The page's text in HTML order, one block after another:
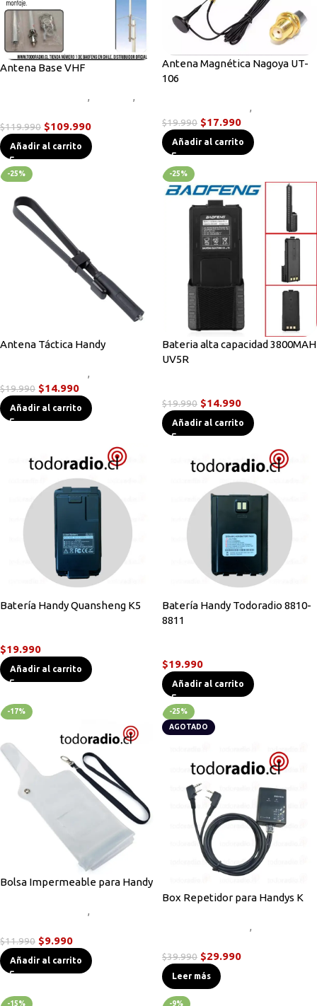
Antena Base VHF
,
,
$119.990 $109.990
Añadir al carrito
Antena Magnética Nagoya UT-
106
,
$19.990 $17.990
Añadir al carrito
-25%
Antena Táctica Handy
,
$19.990 $14.990
Añadir al carrito
-25%
Bateria alta capacidad 3800MAH
UV5R
$19.990 $14.990
Añadir al carrito
Batería Handy Quansheng K5
$19.990
Añadir al carrito
Batería Handy Todoradio 8810-
8811
$19.990
Añadir al carrito
-17%
Bolsa Impermeable para Handy
,
$11.990 $9.990
Añadir al carrito
-25%
AGOTADO
Box Repetidor para Handys K
,
$39.990 $29.990
Leer más
-15% -9%